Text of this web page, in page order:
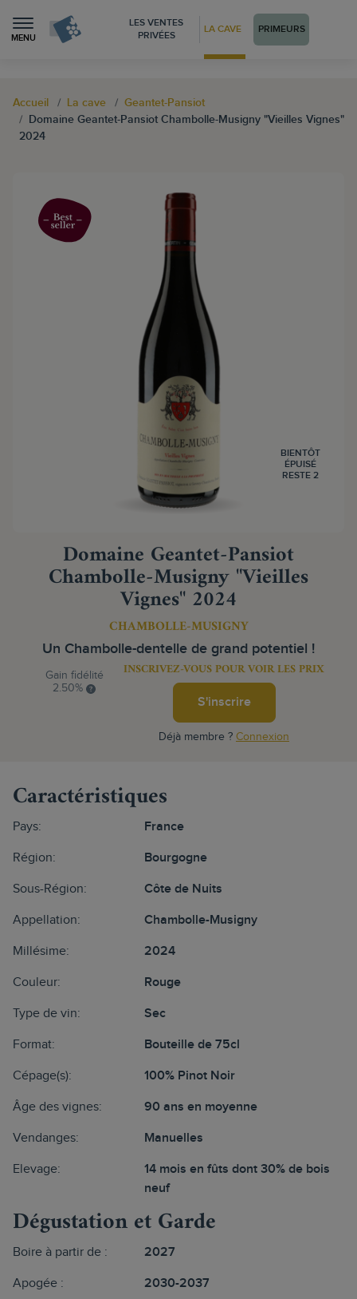
MENU
LES VENTES
PRIVÉES
LA CAVE PRIMEURS
Accueil La cave
Geantet-Pansiot
Domaine Geantet-Pansiot Chambolle-Musigny "Vieilles Vignes"
2024
BIENTÔT
ÉPUISÉ
RESTE 2
Domaine Geantet-Pansiot
Chambolle-Musigny "Vieilles
Vignes" 2024
CHAMBOLLE-MUSIGNY
Un Chambolle-dentelle de grand potentiel !
Gain fidélité
2.50%
INSCRIVEZ-VOUS POUR VOIR LES PRIX
S'inscrire
Déjà membre ? Connexion
Caractéristiques
Pays: France
Région: Bourgogne
Sous-Région: Côte de Nuits
Appellation: Chambolle-Musigny
Millésime: 2024
Couleur: Rouge
Type de vin: Sec
Format: Bouteille de 75cl
Cépage(s): 100% Pinot Noir
Âge des vignes: 90 ans en moyenne
Vendanges: Manuelles
Elevage:
14 mois en fûts dont 30% de bois
neuf
Dégustation et Garde
Boire à partir de : 2027
Apogée : 2030-2037